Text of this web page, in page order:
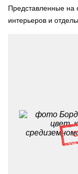
Представленные на
интерьеров и